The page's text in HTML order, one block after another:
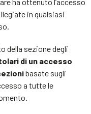
in qualsiasi
della sezione degli
di un accesso
basate sugli
a tutte le